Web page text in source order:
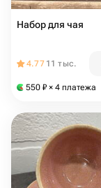
Набор для чая
4.77 11 тыс.
550 ₽ × 4 платежа